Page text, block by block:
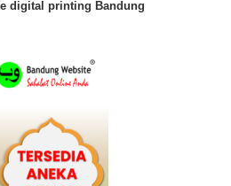
digital printing Bandung